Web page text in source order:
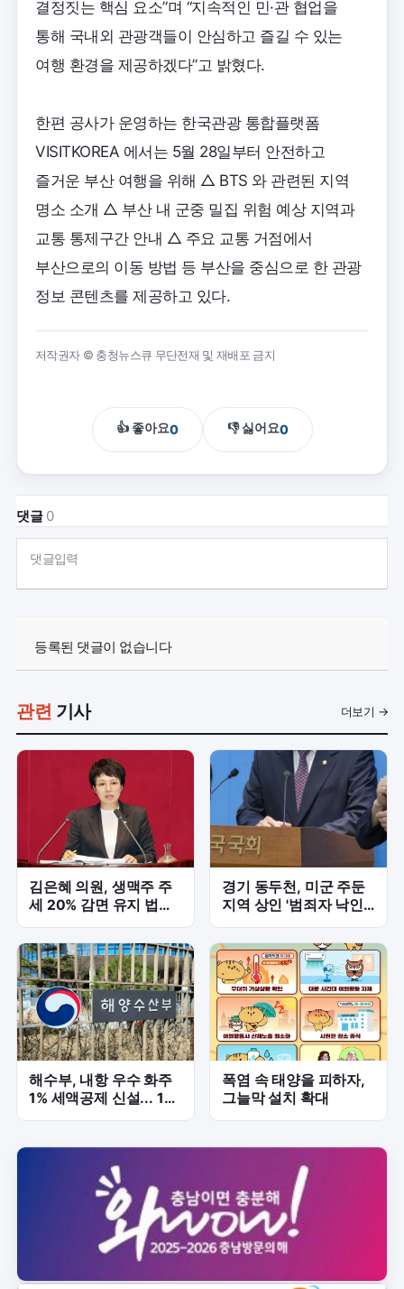
결정짓는 핵심 요소”며 “지속적인 민·관 협업을
통해 국내외 관광객들이 안심하고 즐길 수 있는
여행 환경을 제공하겠다”고 밝혔다.
한편 공사가 운영하는 한국관광 통합플랫폼
VISITKOREA 에서는 5월 28일부터 안전하고
즐거운 부산 여행을 위해 △ BTS 와 관련된 지역
명소 소개 △ 부산 내 군중 밀집 위험 예상 지역과
교통 통제구간 안내 △ 주요 교통 거점에서
부산으로의 이동 방법 등 부산을 중심으로 한 관광
정보 콘텐츠를 제공하고 있다.
저작권자 © 충청뉴스큐 무단전재 및 재배포 금지
👍 좋아요0 👎 싫어요0
댓글 0
댓글입력
등록된 댓글이 없습니다
관련 기사 더보기 →
김은혜 의원, 생맥주 주
세 20% 감면 유지 법안
대표 발의
경기 동두천, 미군 주둔
지역 상인 '범죄자 낙인'
반발…김성원 의원, KBS
보도 정정·전수조사 철
회 촉구
해수부, 내항 우수 화주
1% 세액공제 신설... 16
0개 기업 혜택 기대
폭염 속 태양을 피하자,
그늘막 설치 확대